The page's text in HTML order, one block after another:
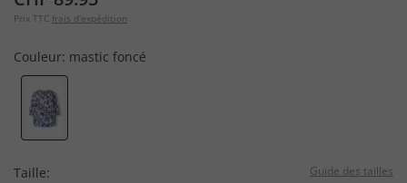
Prix TTC frais d'expédition
Couleur: mastic foncé
Taille: Guide des tailles